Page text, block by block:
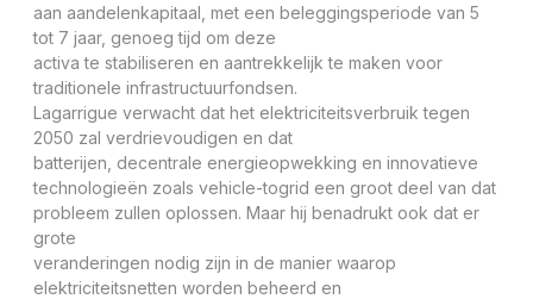
aan aandelenkapitaal, met een beleggingsperiode van 5
tot 7 jaar, genoeg tijd om deze
activa te stabiliseren en aantrekkelijk te maken voor
traditionele infrastructuurfondsen.
Lagarrigue verwacht dat het elektriciteitsverbruik tegen
2050 zal verdrievoudigen en dat
batterijen, decentrale energieopwekking en innovatieve
technologieën zoals vehicle-togrid een groot deel van dat
probleem zullen oplossen. Maar hij benadrukt ook dat er
grote
veranderingen nodig zijn in de manier waarop
elektriciteitsnetten worden beheerd en